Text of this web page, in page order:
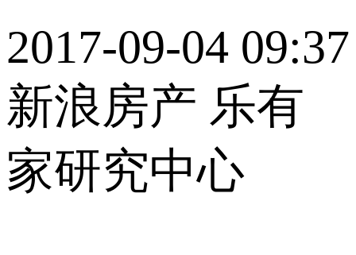
2017-09-04 09:37
新浪房产 乐有
家研究中心